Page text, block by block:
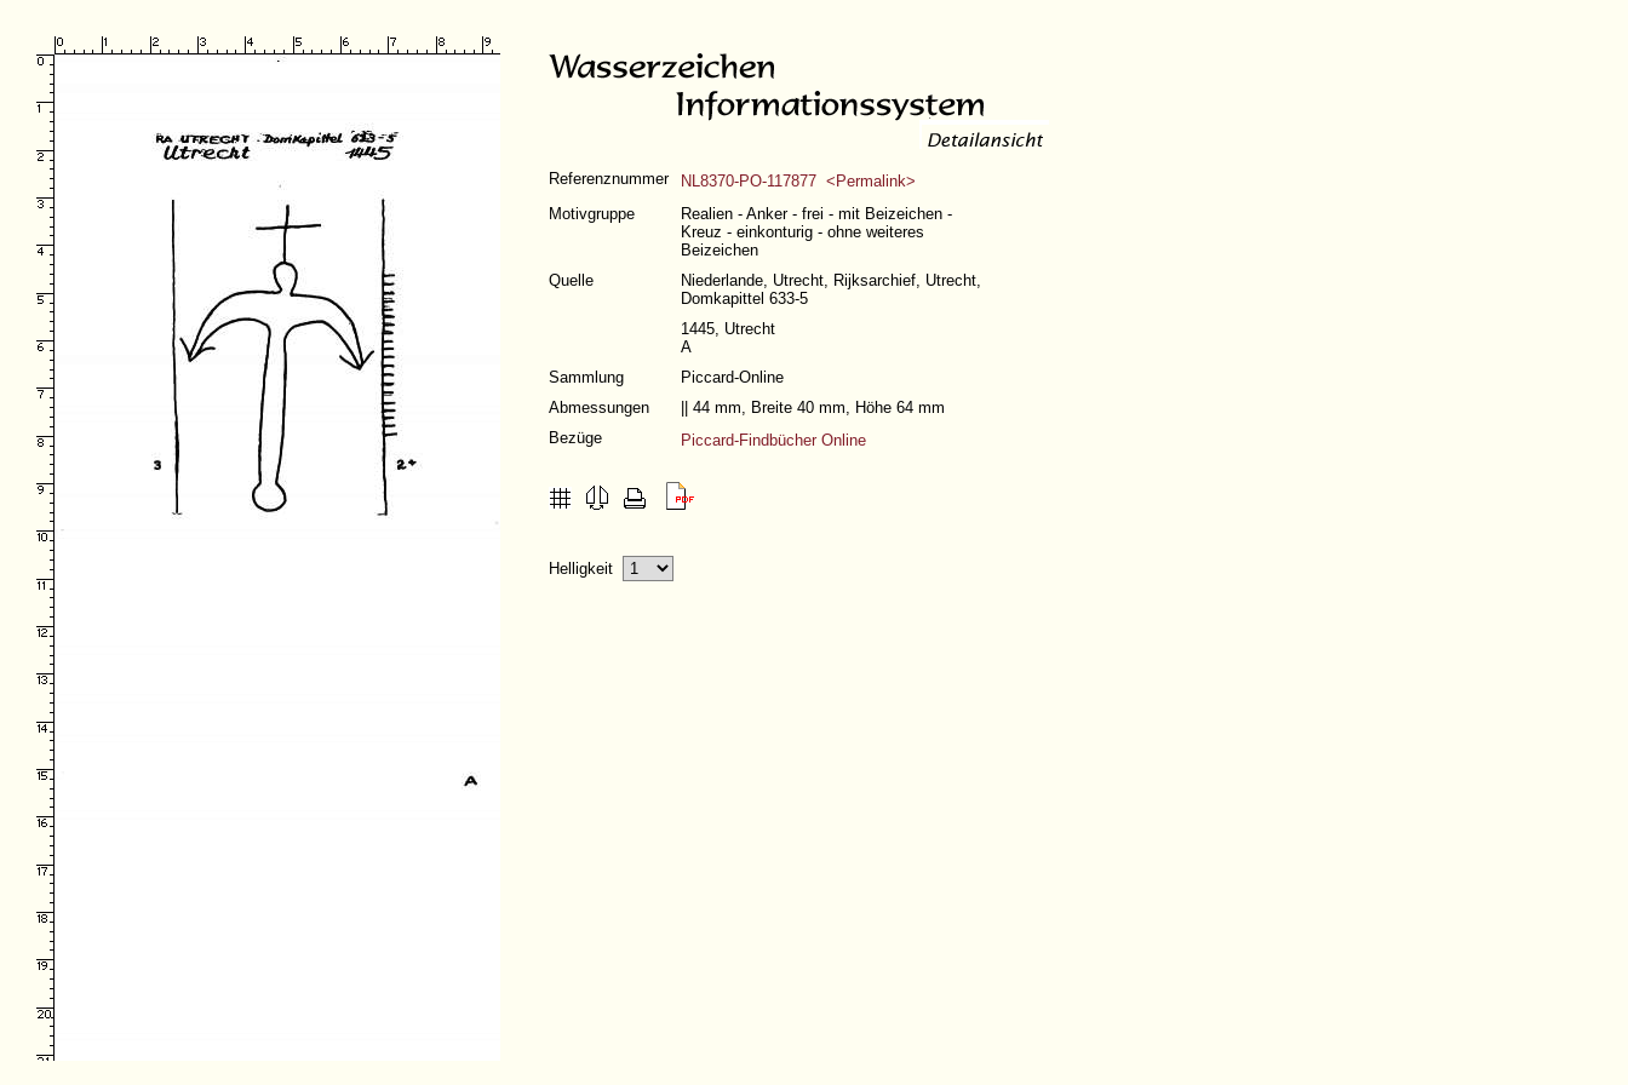
Referenznummer
NL8370-PO-117877 <Permalink>
Motivgruppe
Realien - Anker - frei - mit Beizeichen -
Kreuz - einkonturig - ohne weiteres
Beizeichen
Quelle
Niederlande, Utrecht, Rijksarchief, Utrecht,
Domkapittel 633-5
1445, Utrecht
A
Sammlung
Piccard-Online
Abmessungen
|| 44 mm, Breite 40 mm, Höhe 64 mm
Bezüge
Piccard-Findbücher Online
Helligkeit